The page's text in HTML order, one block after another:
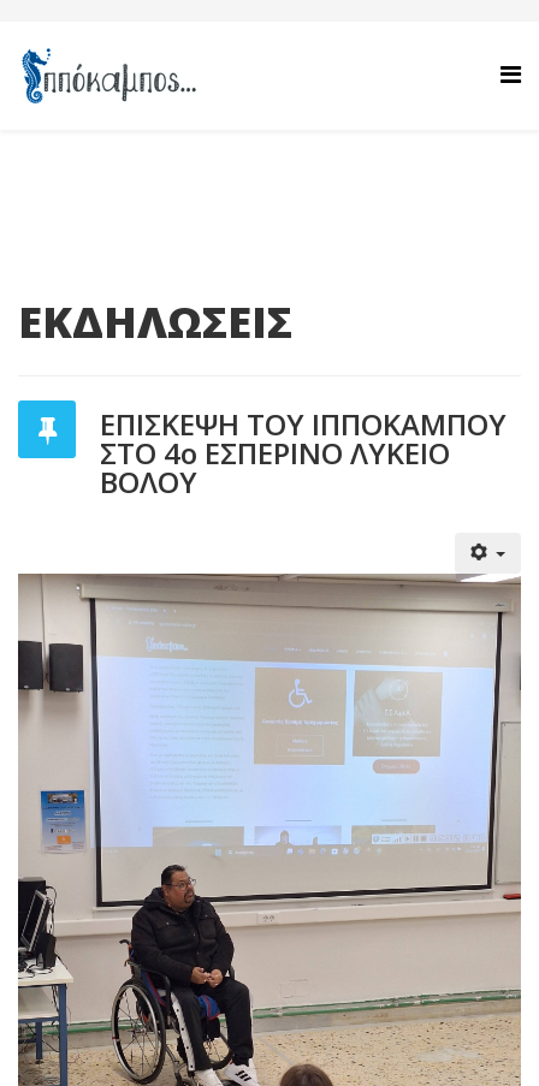
ΕΚΔΗΛΩΣΕΙΣ
ΕΠΙΣΚΕΨΗ ΤΟΥ ΙΠΠΟΚΑΜΠΟΥ
ΣΤΟ 4ο ΕΣΠΕΡΙΝΟ ΛΥΚΕΙΟ
ΒΟΛΟΥ